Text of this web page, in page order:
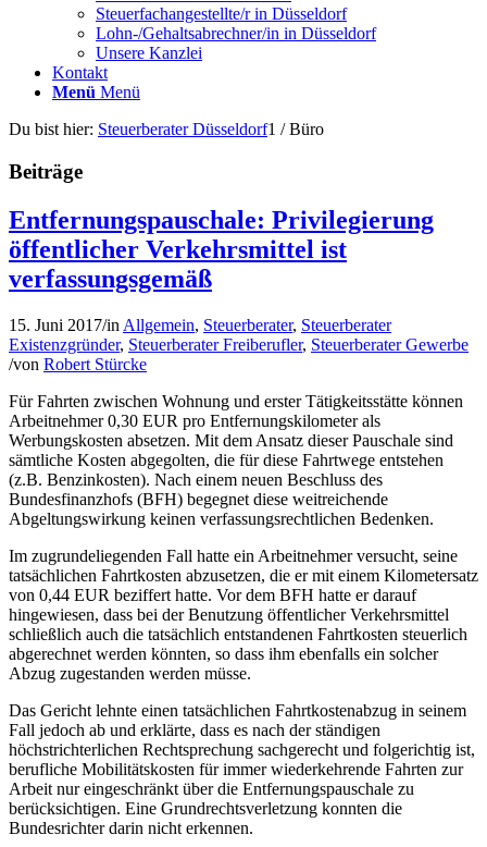
Steuerfachangestellte/r in Düsseldorf
Lohn-/Gehaltsabrechner/in in Düsseldorf
Unsere Kanzlei
Kontakt
Menü Menü
Du bist hier: Steuerberater Düsseldorf1 / Büro
Beiträge
Entfernungspauschale: Privilegierung
öffentlicher Verkehrsmittel ist
verfassungsgemäß
15. Juni 2017/in Allgemein, Steuerberater, Steuerberater
Existenzgründer, Steuerberater Freiberufler, Steuerberater Gewerbe
/von Robert Stürcke
Für Fahrten zwischen Wohnung und erster Tätigkeitsstätte können
Arbeitnehmer 0,30 EUR pro Entfernungskilometer als
Werbungskosten absetzen. Mit dem Ansatz dieser Pauschale sind
sämtliche Kosten abgegolten, die für diese Fahrtwege entstehen
(z.B. Benzinkosten). Nach einem neuen Beschluss des
Bundesfinanzhofs (BFH) begegnet diese weitreichende
Abgeltungswirkung keinen verfassungsrechtlichen Bedenken.
Im zugrundeliegenden Fall hatte ein Arbeitnehmer versucht, seine
tatsächlichen Fahrtkosten abzusetzen, die er mit einem Kilometersatz
von 0,44 EUR beziffert hatte. Vor dem BFH hatte er darauf
hingewiesen, dass bei der Benutzung öffentlicher Verkehrsmittel
schließlich auch die tatsächlich entstandenen Fahrtkosten steuerlich
abgerechnet werden könnten, so dass ihm ebenfalls ein solcher
Abzug zugestanden werden müsse.
Das Gericht lehnte einen tatsächlichen Fahrtkostenabzug in seinem
Fall jedoch ab und erklärte, dass es nach der ständigen
höchstrichterlichen Rechtsprechung sachgerecht und folgerichtig ist,
berufliche Mobilitätskosten für immer wiederkehrende Fahrten zur
Arbeit nur eingeschränkt über die Entfernungspauschale zu
berücksichtigen. Eine Grundrechtsverletzung konnten die
Bundesrichter darin nicht erkennen.